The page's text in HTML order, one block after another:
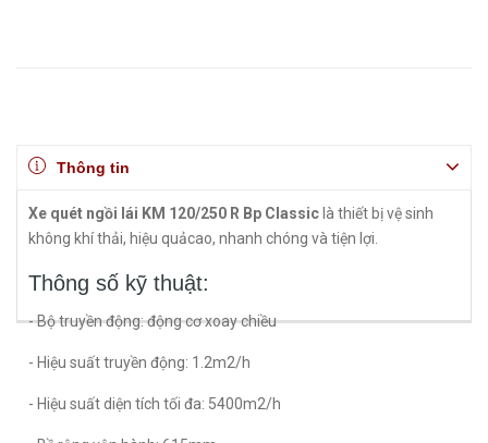
Thông tin
Xe quét ngồi lái KM 120/250 R Bp Classic là thiết bị vệ sinh
không khí thải, hiệu quảcao, nhanh chóng và tiện lợi.
Thông số kỹ thuật:
- Bộ truyền động: động cơ xoay chiều
- Hiệu suất truyền động: 1.2m2/h
- Hiệu suất diện tích tối đa: 5400m2/h